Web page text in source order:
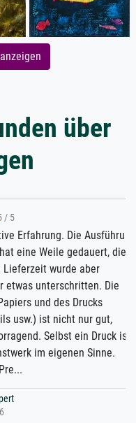
über
Die Ausführung
gedauert, die
aber
Die
Drucks
nur gut,
ein Druck ist
Sinne.